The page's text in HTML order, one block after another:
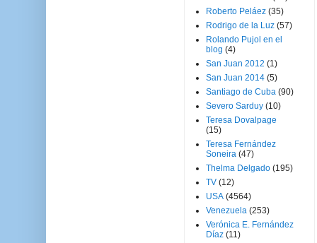
Roberto Peláez (35)
Rodrigo de la Luz (57)
Rolando Pujol en el
blog (4)
San Juan 2012 (1)
San Juan 2014 (5)
Santiago de Cuba (90)
Severo Sarduy (10)
Teresa Dovalpage
(15)
Teresa Fernández
Soneira (47)
Thelma Delgado (195)
TV (12)
USA (4564)
Venezuela (253)
Verónica E. Fernández
Díaz (11)